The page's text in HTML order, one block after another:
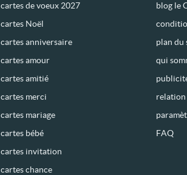
cartes de voeux 2027
cartes Noël
cartes anniversaire
cartes amour
cartes amitié
cartes merci
cartes mariage
cartes bébé
cartes invitation
cartes chance
blog le
plan du
qui
relation
FAQ